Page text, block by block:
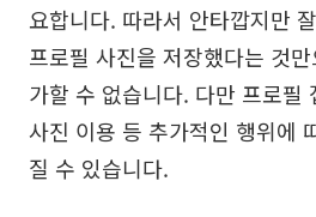
요합니다. 따라서 안타깝지만
프로필 사진을 저장했다는 것
가할 수 없습니다. 다만 프로필
사진 이용 등 추가적인 행위에
질 수 있습니다.